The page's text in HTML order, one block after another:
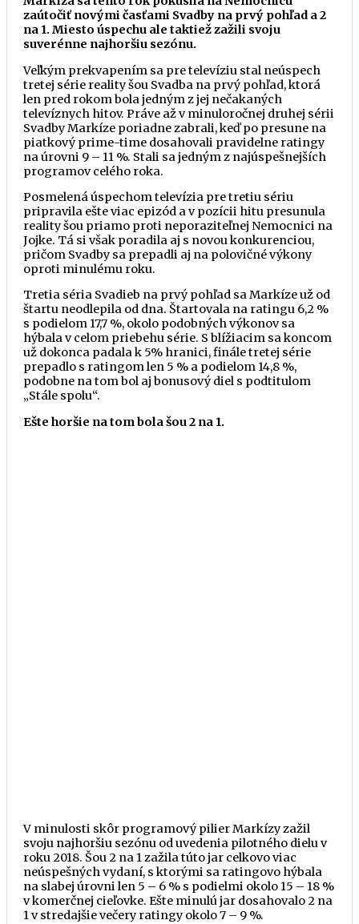
zaútočiť novými časťami Svadby na prvý pohľad a 2
na 1. Miesto úspechu ale taktiež zažili svoju
suverénne najhoršiu sezónu.
Veľkým prekvapením sa pre televíziu stal neúspech
tretej série reality šou Svadba na prvý pohľad, ktorá
len pred rokom bola jedným z jej nečakaných
televíznych hitov. Práve až v minuloročnej druhej sérii
Svadby Markíze poriadne zabrali, keď po presune na
piatkový prime-time dosahovali pravidelne ratingy
na úrovni 9 – 11 %. Stali sa jedným z najúspešnejších
programov celého roka.
Posmelená úspechom televízia pre tretiu sériu
pripravila ešte viac epizód a v pozícii hitu presunula
reality šou priamo proti neporaziteľnej Nemocnici na
Jojke. Tá si však poradila aj s novou konkurenciou,
pričom Svadby sa prepadli aj na polovičné výkony
oproti minulému roku.
Tretia séria Svadieb na prvý pohľad sa Markíze už od
štartu neodlepila od dna. Štartovala na ratingu 6,2 %
s podielom 17,7 %, okolo podobných výkonov sa
hýbala v celom priebehu série. S blížiacim sa koncom
už dokonca padala k 5% hranici, finále tretej série
prepadlo s ratingom len 5 % a podielom 14,8 %,
podobne na tom bol aj bonusový diel s podtitulom
„Stále spolu“.
Ešte horšie na tom bola šou 2 na 1.
V minulosti skôr programový pilier Markízy zažil
svoju najhoršiu sezónu od uvedenia pilotného dielu v
roku 2018. Šou 2 na 1 zažila túto jar celkovo viac
neúspešných vydaní, s ktorými sa ratingovo hýbala
na slabej úrovni len 5 – 6 % s podielmi okolo 15 – 18 %
v komerčnej cieľovke. Ešte minulú jar dosahovalo 2 na
1 v stredajšie večery ratingy okolo 7 – 9 %.